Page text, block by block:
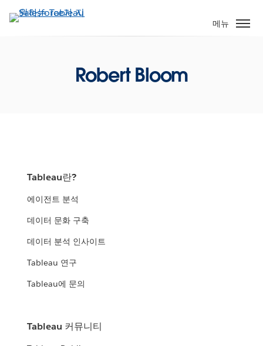
요
메뉴
Robert Bloom
Tableau란?
에이전트 분석
데이터 문화 구축
데이터 분석 인사이트
Tableau 연구
Tableau에 문의
Tableau 커뮤니티